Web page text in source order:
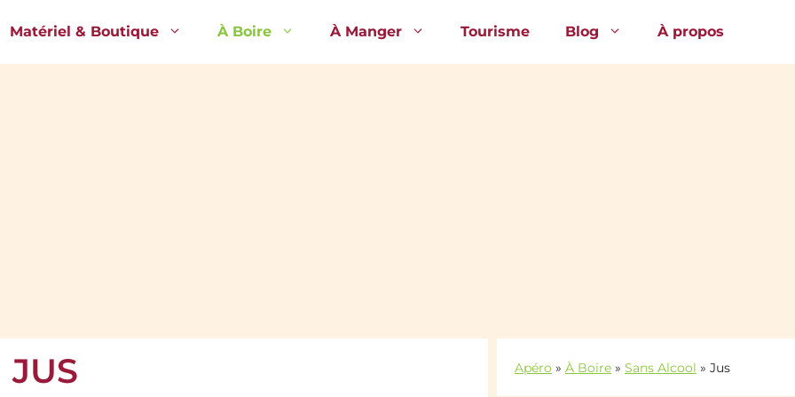
Matériel & Boutique À Boire À Manger Tourisme Blog À propos
JUS Apéro » À Boire » Sans Alcool » Jus